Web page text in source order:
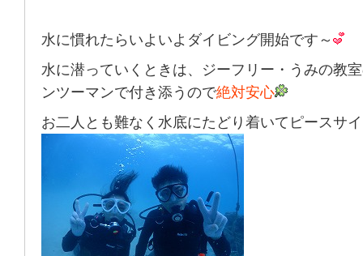
水に慣れたらいよいよダイビング開始です～
水に潜っていくときは、ジーフリー・うみの教
ンツーマンで付き添うので絶対安心
お二人とも難なく水底にたどり着いてピースサ